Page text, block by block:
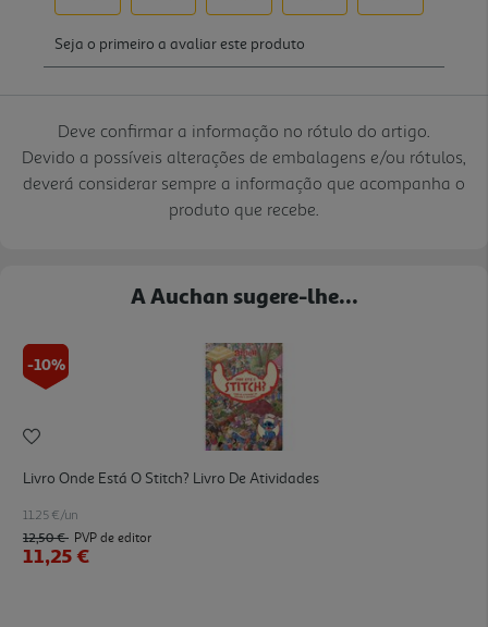
Deve confirmar a informação no rótulo do artigo.
Devido a possíveis alterações de embalagens e/ou rótulos,
deverá considerar sempre a informação que acompanha o
produto que recebe.
A Auchan sugere-lhe...
-10%
Livro Onde Está O Stitch? Livro De Atividades
11.25 €/un
12,50 € PVP de editor
11,25 €